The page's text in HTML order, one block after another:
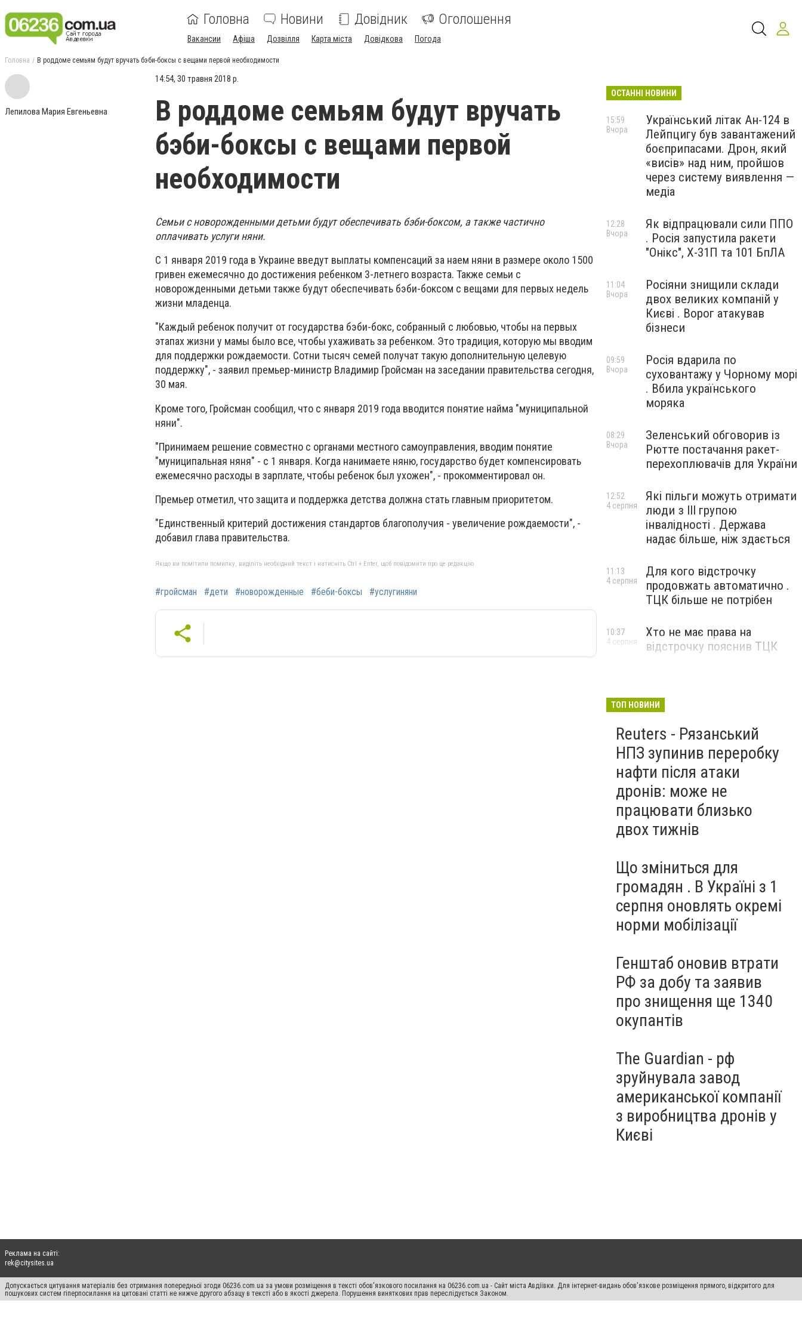
Головна Новини Довідник Оголошення
Вакансии Афіша Дозвілля Карта міста Довідкова Погода
Головна В роддоме семьям будут вручать бэби-боксы с вещами первой необходимости
Лепилова Мария Евгеньевна
14:54, 30 травня 2018 р.
В роддоме семьям будут вручать
бэби-боксы с вещами первой
необходимости
Семьи с новорожденными детьми будут обеспечивать бэби-боксом, а также частично
оплачивать услуги няни.
С 1 января 2019 года в Украине введут выплаты компенсаций за наем няни в размере около 1500
гривен ежемесячно до достижения ребенком 3-летнего возраста. Также семьи с
новорожденными детьми также будут обеспечивать бэби-боксом с вещами для первых недель
жизни младенца.
"Каждый ребенок получит от государства бэби-бокс, собранный с любовью, чтобы на первых
этапах жизни у мамы было все, чтобы ухаживать за ребенком. Это традиция, которую мы вводим
для поддержки рождаемости. Сотни тысяч семей получат такую дополнительную целевую
поддержку", - заявил премьер-министр Владимир Гройсман на заседании правительства сегодня,
30 мая.
Кроме того, Гройсман сообщил, что с января 2019 года вводится понятие найма "муниципальной
няни".
"Принимаем решение совместно с органами местного самоуправления, вводим понятие
"муниципальная няня" - с 1 января. Когда нанимаете няню, государство будет компенсировать
ежемесячно расходы в зарплате, чтобы ребенок был ухожен", - прокомментировал он.
Премьер отметил, что защита и поддержка детства должна стать главным приоритетом.
"Единственный критерий достижения стандартов благополучия - увеличение рождаемости", -
добавил глава правительства.
Якщо ви помітили помилку, виділіть необхідний текст і натисніть Ctrl + Enter, щоб повідомити про це редакцію
#гройсман #дети #новорожденные #беби-боксы #услугиняни
ОСТАННІ НОВИНИ
Український літак Ан-124 в
Лейпцигу був завантажений
боєприпасами. Дрон, який
«висів» над ним, пройшов
через систему виявлення —
медіа
15:59
Вчора
Як відпрацювали сили ППО
. Росія запустила ракети
"Онікс", Х-31П та 101 БпЛА
12:28
Вчора
Росіяни знищили склади
двох великих компаній у
Києві . Ворог атакував
бізнеси
11:04
Вчора
Росія вдарила по
суховантажу у Чорному морі
. Вбила українського
моряка
09:59
Вчора
Зеленський обговорив із
Рютте постачання ракет-
перехоплювачів для України
08:29
Вчора
Які пільги можуть отримати
люди з III групою
інвалідності . Держава
надає більше, ніж здається
12:52
4 серпня
Для кого відстрочку
продовжать автоматично .
ТЦК більше не потрібен
11:13
4 серпня
Хто не має права на
відстрочку пояснив ТЦК
10:37
4 серпня
ТОП НОВИНИ
Reuters - Рязанський
НПЗ зупинив переробку
нафти після атаки
дронів: може не
працювати близько
двох тижнів
Що зміниться для
громадян . В Україні з 1
серпня оновлять окремі
норми мобілізації
Генштаб оновив втрати
РФ за добу та заявив
про знищення ще 1340
окупантів
The Guardian - рф
зруйнувала завод
американської компанії
з виробництва дронів у
Києві
Реклама на сайті:
rek@citysites.ua
Допускається цитування матеріалів без отримання попередньої згоди 06236.com.ua за умови розміщення в тексті обов'язкового посилання на 06236.com.ua - Сайт міста Авдіївки. Для інтернет-видань обов'язкове розміщення прямого, відкритого для
пошукових систем гіперпосилання на цитовані статті не нижче другого абзацу в тексті або в якості джерела. Порушення виняткових прав переслідується Законом.